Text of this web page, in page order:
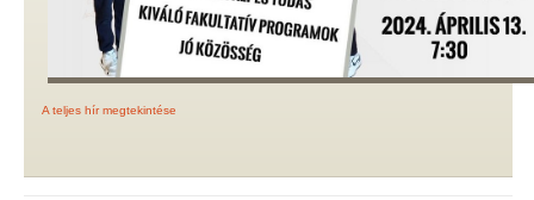
A teljes hír megtekintése